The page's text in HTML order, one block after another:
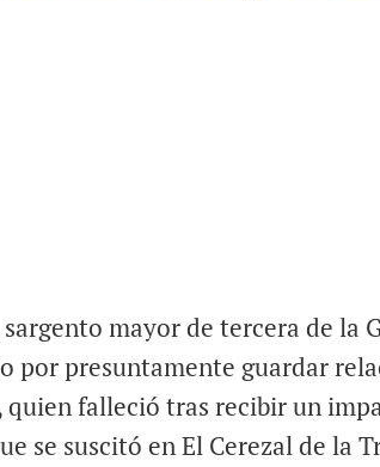
mayor de tercera de la
por presuntamente guardar
quien falleció tras recibir un
se suscitó en El Cerezal de la